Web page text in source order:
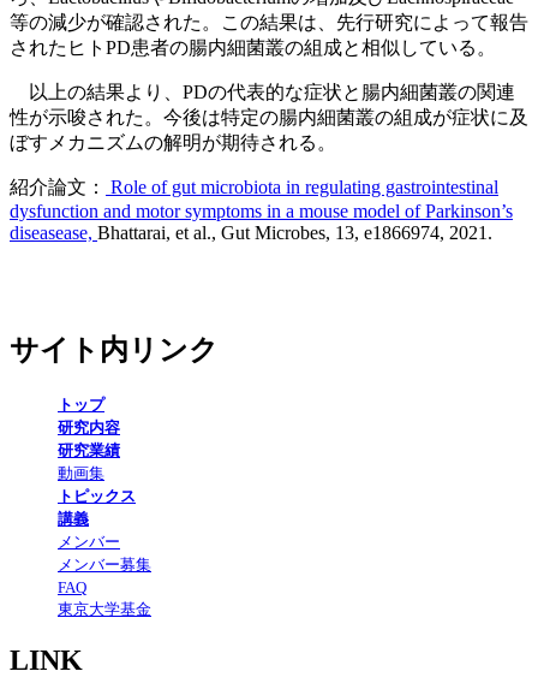
等の減少が確認された。この結果は、先行研究によって報告
されたヒトPD患者の腸内細菌叢の組成と相似している。
以上の結果より、PDの代表的な症状と腸内細菌叢の関連
性が示唆された。今後は特定の腸内細菌叢の組成が症状に及
ぼすメカニズムの解明が期待される。
紹介論文：
Role of gut microbiota in regulating gastrointestinal
dysfunction and motor symptoms in a mouse model of Parkinson’s
diseasease, Bhattarai, et al., Gut Microbes, 13, e1866974, 2021.
サイト内リンク
トップ
研究内容
研究業績
動画集
トピックス
講義
メンバー
メンバー募集
FAQ
東京大学基金
LINK